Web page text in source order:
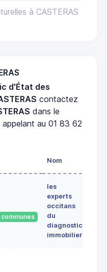
à CASTERAS
d'État des
contactez
dans le
appelant au 01 83 62
Nom
communes
les
experts
occitans
du
diagnostic
immobilier